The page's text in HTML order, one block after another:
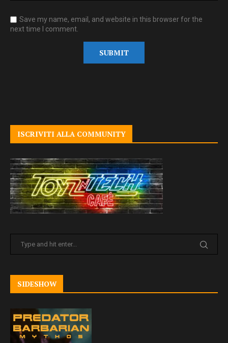
Save my name, email, and website in this browser for the
next time I comment.
ISCRIVITI ALLA COMMUNITY
SIDESHOW